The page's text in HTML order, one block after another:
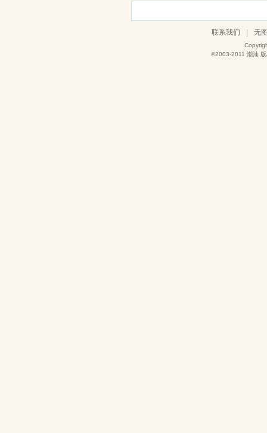
联系我们 无
©2003-2011 潮汕